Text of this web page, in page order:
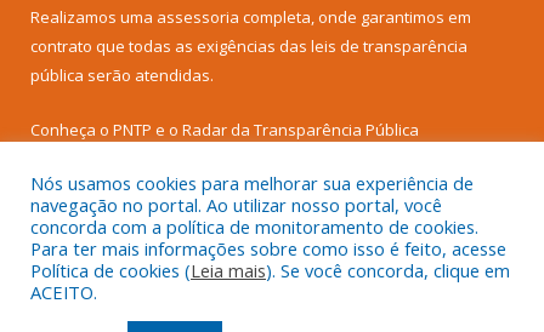
Realizamos uma assessoria completa, onde garantimos em
contrato que todas as exigências das leis de transparência
pública serão atendidas.
Conheça o PNTP e o Radar da Transparência Pública
Todos os direitos reservados a Câmara Municipal de Senador
José Porfírio.
Nós usamos cookies para melhorar sua experiência de
navegação no portal. Ao utilizar nosso portal, você
concorda com a política de monitoramento de cookies.
Para ter mais informações sobre como isso é feito, acesse
Política de cookies (Leia mais). Se você concorda, clique em
ACEITO.